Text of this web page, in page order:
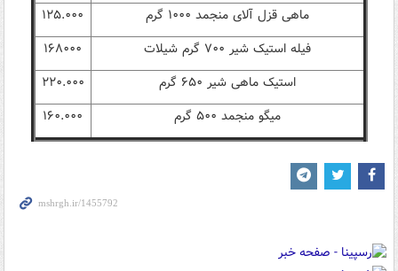
ماهی قزل آلای منجمد ۱۰۰۰ گرم
۱۲۵.۰۰۰
فیله استیک شیر ۷۰۰ گرم شیلات
۱۶۸۰۰۰
استیک ماهی شیر ۶۵۰ گرم
۲۲۰.۰۰۰
میگو منجمد ۵۰۰ گرم
۱۶۰.۰۰۰